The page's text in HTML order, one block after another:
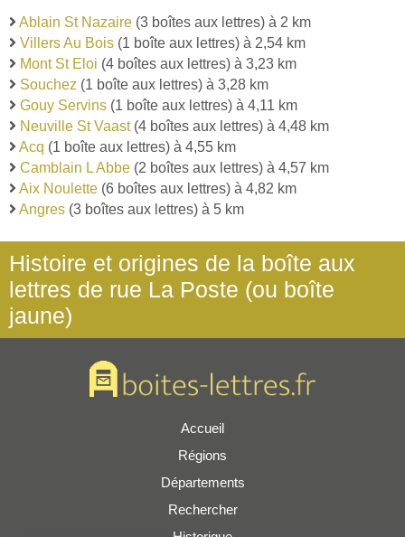
Ablain St Nazaire (3 boîtes aux lettres) à 2 km
Villers Au Bois (1 boîte aux lettres) à 2,54 km
Mont St Eloi (4 boîtes aux lettres) à 3,23 km
Souchez (1 boîte aux lettres) à 3,28 km
Gouy Servins (1 boîte aux lettres) à 4,11 km
Neuville St Vaast(4 boîtes aux lettres) à 4,48 km
Acq (1 boîte aux lettres) à 4,55 km
Camblain L Abbe (2 boîtes aux lettres) à 4,57 km
Aix Noulette (6 boîtes aux lettres) à 4,82 km
Angres (3 boîtes aux lettres) à 5 km
Histoire et origines de la boîte aux
lettres de rue La Poste (ou boîte
jaune)
Accueil
Régions
Départements
Rechercher